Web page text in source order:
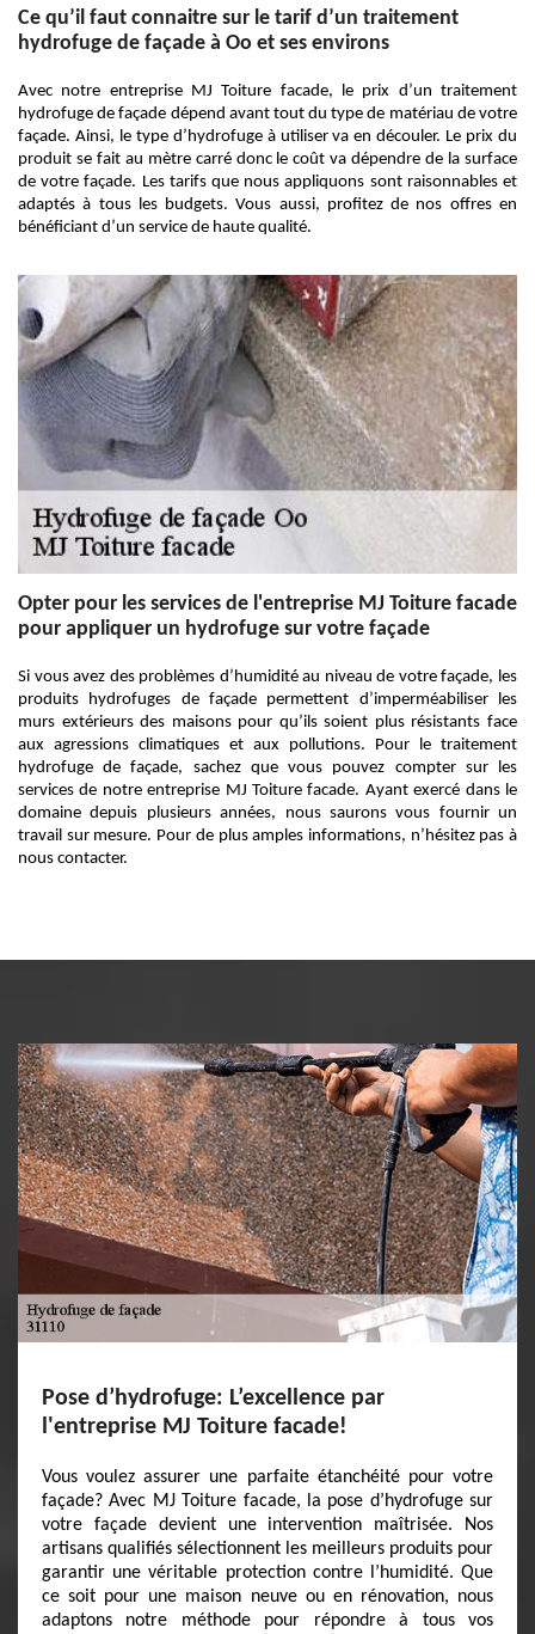
Ce qu’il faut connaitre sur le tarif d’un traitement
hydrofuge de façade à Oo et ses environs
Avec notre entreprise MJ Toiture facade, le prix d’un traitement
hydrofuge de façade dépend avant tout du type de matériau de votre
façade. Ainsi, le type d’hydrofuge à utiliser va en découler. Le prix du
produit se fait au mètre carré donc le coût va dépendre de la surface
de votre façade. Les tarifs que nous appliquons sont raisonnables et
adaptés à tous les budgets. Vous aussi, profitez de nos offres en
bénéficiant d’un service de haute qualité.
Opter pour les services de l'entreprise MJ Toiture facade
pour appliquer un hydrofuge sur votre façade
Si vous avez des problèmes d’humidité au niveau de votre façade, les
produits hydrofuges de façade permettent d’imperméabiliser les
murs extérieurs des maisons pour qu’ils soient plus résistants face
aux agressions climatiques et aux pollutions. Pour le traitement
hydrofuge de façade, sachez que vous pouvez compter sur les
services de notre entreprise MJ Toiture facade. Ayant exercé dans le
domaine depuis plusieurs années, nous saurons vous fournir un
travail sur mesure. Pour de plus amples informations, n’hésitez pas à
nous contacter.
Pose d’hydrofuge: L’excellence par
l'entreprise MJ Toiture facade!
Vous voulez assurer une parfaite étanchéité pour votre
façade? Avec MJ Toiture facade, la pose d’hydrofuge sur
votre façade devient une intervention maîtrisée. Nos
artisans qualifiés sélectionnent les meilleurs produits pour
garantir une véritable protection contre l’humidité. Que
ce soit pour une maison neuve ou en rénovation, nous
adaptons notre méthode pour répondre à tous vos